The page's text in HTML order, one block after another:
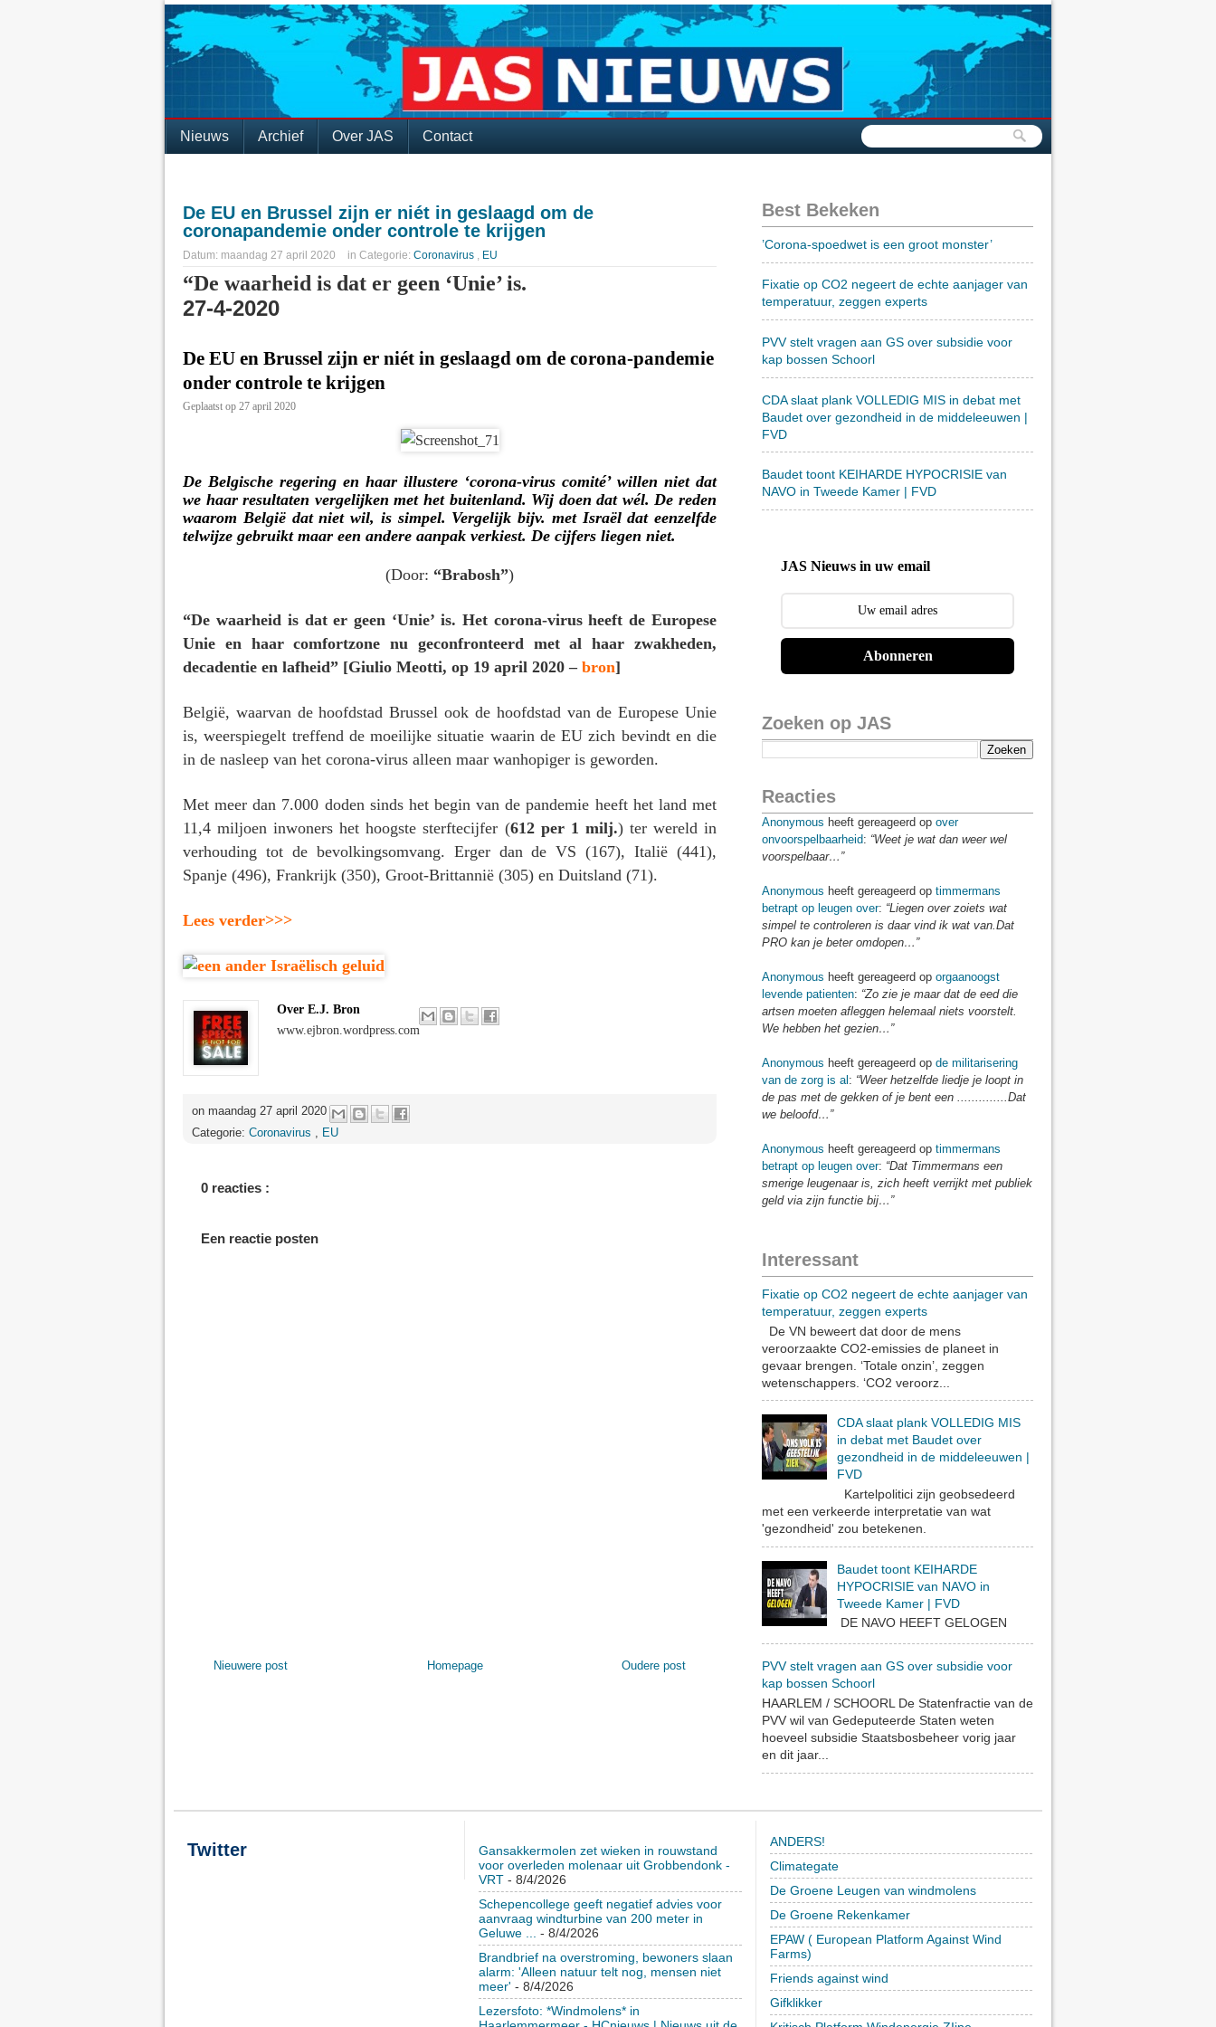
Nieuws Archief Over JAS Contact
De EU en Brussel zijn er niét in geslaagd om de
coronapandemie onder controle te krijgen
Datum: maandag 27 april 2020 in Categorie: Coronavirus , EU
“De waarheid is dat er geen ‘Unie’ is.
27-4-2020
De EU en Brussel zijn er niét in geslaagd om de corona-pandemie
onder controle te krijgen
Geplaatst op 27 april 2020
De Belgische regering en haar illustere ‘corona-virus comité’ willen niet dat
we haar resultaten vergelijken met het buitenland. Wij doen dat wél. De reden
waarom België dat niet wil, is simpel. Vergelijk bijv. met Israël dat eenzelfde
telwijze gebruikt maar een andere aanpak verkiest. De cijfers liegen niet.
(Door: “Brabosh”)
“De waarheid is dat er geen ‘Unie’ is. Het corona-virus heeft de Europese
Unie en haar comfortzone nu geconfronteerd met al haar zwakheden,
decadentie en lafheid” [Giulio Meotti, op 19 april 2020 – bron]
België, waarvan de hoofdstad Brussel ook de hoofdstad van de Europese Unie
is, weerspiegelt treffend de moeilijke situatie waarin de EU zich bevindt en die
in de nasleep van het corona-virus alleen maar wanhopiger is geworden.
Met meer dan 7.000 doden sinds het begin van de pandemie heeft het land met
11,4 miljoen inwoners het hoogste sterftecijfer (612 per 1 milj.) ter wereld in
verhouding tot de bevolkingsomvang. Erger dan de VS (167), Italië (441),
Spanje (496), Frankrijk (350), Groot-Brittannië (305) en Duitsland (71).
Lees verder>>>
Over E.J. Bron
www.ejbron.wordpress.com
on maandag 27 april 2020
Categorie: Coronavirus EU
0 reacties :
Een reactie posten
Nieuwere post Oudere post
Homepage
Best Bekeken
’Corona-spoedwet is een groot monster’
Fixatie op CO2 negeert de echte aanjager van
temperatuur, zeggen experts
PVV stelt vragen aan GS over subsidie voor
kap bossen Schoorl
CDA slaat plank VOLLEDIG MIS in debat met
Baudet over gezondheid in de middeleeuwen |
FVD
Baudet toont KEIHARDE HYPOCRISIE van
NAVO in Tweede Kamer | FVD
JAS Nieuws in uw email
Abonneren
Zoeken op JAS
Reacties
Anonymous heeft gereageerd op over
onvoorspelbaarheid: “Weet je wat dan weer wel
voorspelbaar…”
Anonymous heeft gereageerd op timmermans
betrapt op leugen over: “Liegen over zoiets wat
simpel te controleren is daar vind ik wat van.Dat
PRO kan je beter omdopen…”
Anonymous heeft gereageerd op orgaanoogst
levende patienten: “Zo zie je maar dat de eed die
artsen moeten afleggen helemaal niets voorstelt.
We hebben het gezien…”
Anonymous heeft gereageerd op de militarisering
van de zorg is al : “Weer hetzelfde liedje je loopt in
de pas met de gekken of je bent een ..............Dat
we beloofd…”
Anonymous heeft gereageerd op timmermans
betrapt op leugen over: “Dat Timmermans een
smerige leugenaar is, zich heeft verrijkt met publiek
geld via zijn functie bij…”
Interessant
Fixatie op CO2 negeert de echte aanjager van
temperatuur, zeggen experts
De VN beweert dat door de mens
veroorzaakte CO2-emissies de planeet in
gevaar brengen. ‘Totale onzin’, zeggen
wetenschappers. ‘CO2 veroorz...
CDA slaat plank VOLLEDIG MIS
in debat met Baudet over
gezondheid in de middeleeuwen |
FVD
Kartelpolitici zijn geobsedeerd
met een verkeerde interpretatie van wat
'gezondheid' zou betekenen.
Baudet toont KEIHARDE
HYPOCRISIE van NAVO in
Tweede Kamer | FVD
DE NAVO HEEFT GELOGEN
PVV stelt vragen aan GS over subsidie voor
kap bossen Schoorl
HAARLEM / SCHOORL De Statenfractie van de
PVV wil van Gedeputeerde Staten weten
hoeveel subsidie Staatsbosbeheer vorig jaar
en dit jaar...
Twitter
Gansakkermolen zet wieken in rouwstand
voor overleden molenaar uit Grobbendonk -
VRT- 8/4/2026
Schepencollege geeft negatief advies voor
aanvraag windturbine van 200 meter in
Geluwe ...
- 8/4/2026
Brandbrief na overstroming, bewoners slaan
alarm: 'Alleen natuur telt nog, mensen niet
meer' - 8/4/2026
Lezersfoto: *Windmolens* in
ANDERS!
Climategate
De Groene Leugen van windmolens
De Groene Rekenkamer
EPAW ( European Platform Against Wind
Farms)
Friends against wind
Gifklikker